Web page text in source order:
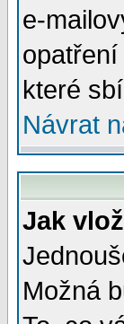
e-
které
Návrat
Jak
Možná